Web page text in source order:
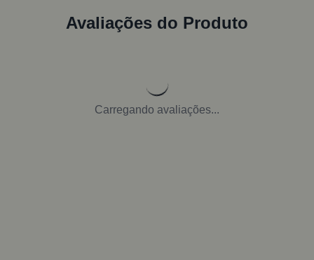
Avaliações do Produto
Carregando avaliações...